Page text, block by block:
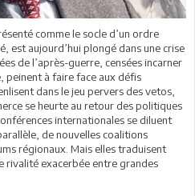
comme le socle d’un ordre
est aujourd’hui plongé dans une crise
de l’après-guerre, censées incarner
peinent à faire face aux défis
dans le jeu pervers des vetos,
se heurte au retour des politiques
internationales se diluent
de nouvelles coalitions
régionaux. Mais elles traduisent
rivalité exacerbée entre grandes